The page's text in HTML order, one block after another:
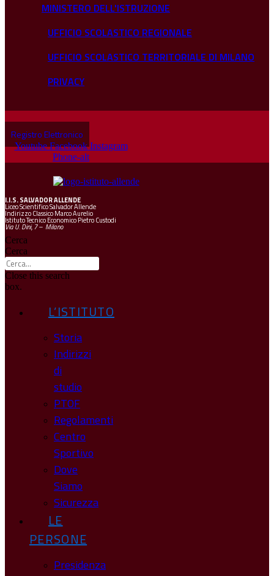
MINISTERO DELL'ISTRUZIONE
UFFICIO SCOLASTICO REGIONALE
UFFICIO SCOLASTICO TERRITORIALE DI MILANO
PRIVACY
Registro Elettronico
Youtube Facebook Instagram
Phone-alt
I.I.S.SALVADOR ALLENDE
Liceo Scientifico Salvador Allende
Indirizzo Classico Marco Aurelio
Istituto Tecnico Economico Pietro Custodi
Via U. Dini, 7 – Milano
Cerca
Cerca
Close this search
box.
L’ISTITUTO
Storia
Indirizzi
di
studio
PTOF
Regolamenti
Centro
Sportivo
Dove
Siamo
Sicurezza
LE
PERSONE
Presidenza